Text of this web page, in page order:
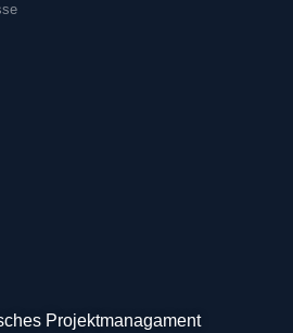
Projektmanagament